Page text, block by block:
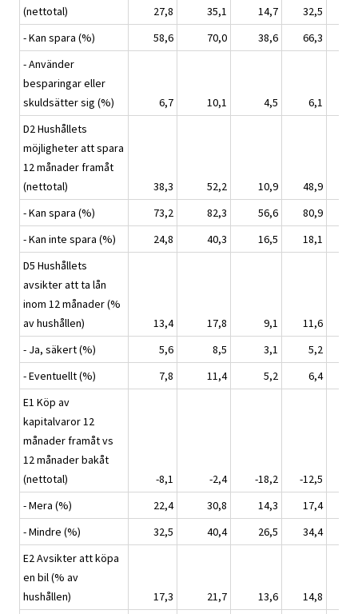
(nettotal) 27,8 35,1 14,7 32,5
- Kan spara (%)
58,6 70,0 38,6 66,3
- Använder
besparingar eller
skuldsätter sig (%)
6,7 10,1 4,5 6,1
D2 Hushållets
möjligheter att spara
12 månader framåt
(nettotal)
38,3 52,2 10,9 48,9
- Kan spara (%)
73,2 82,3 56,6 80,9
- Kan inte spara (%)
24,8 40,3 16,5 18,1
D5 Hushållets
avsikter att ta lån
inom 12 månader (%
av hushållen)
13,4 17,8 9,1 11,6
- Ja, säkert (%)
5,6 8,5 3,1 5,2
- Eventuellt (%)
7,8 11,4 5,2 6,4
E1 Köp av
kapitalvaror 12
månader framåt vs
12 månader bakåt
(nettotal)
-8,1 -2,4 -18,2 -12,5
- Mera (%)
22,4 30,8 14,3 17,4
- Mindre (%)
32,5 40,4 26,5 34,4
E2 Avsikter att köpa
en bil (% av
hushållen)
17,3 21,7 13,6 14,8